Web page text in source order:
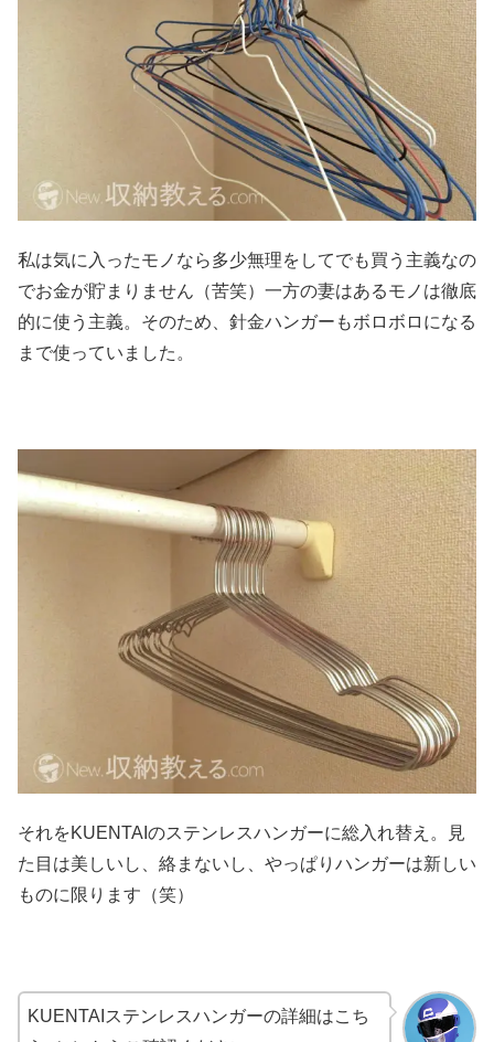
私は気に入ったモノなら多少無理をしてでも買う主義なの
でお金が貯まりません（苦笑）一方の妻はあるモノは徹底
的に使う主義。そのため、針金ハンガーもボロボロになる
まで使っていました。
それをKUENTAIのステンレスハンガーに総入れ替え。見
た目は美しいし、絡まないし、やっぱりハンガーは新しい
ものに限ります（笑）
KUENTAIステンレスハンガーの詳細はこち